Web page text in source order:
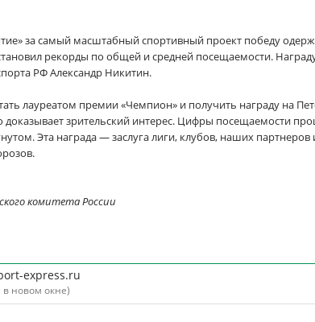
за самый масштабный спортивный проект победу
рекорды по общей и средней посещаемости.
РФ Александр Никитин.
лауреатом премии «Чемпион» и получить награду на
доказывает зрительский интерес. Цифры посещаемости
Эта награда — заслуга лиги, клубов, наших
комитета России
express.ru
в новом окне)